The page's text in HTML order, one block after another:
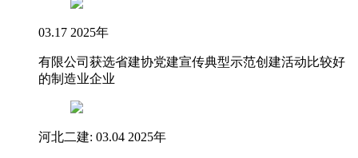
03.17 2025年
有限公司获选省建协党建宣传典型示范创建活动比较好
的制造业企业
河北二建: 03.04 2025年